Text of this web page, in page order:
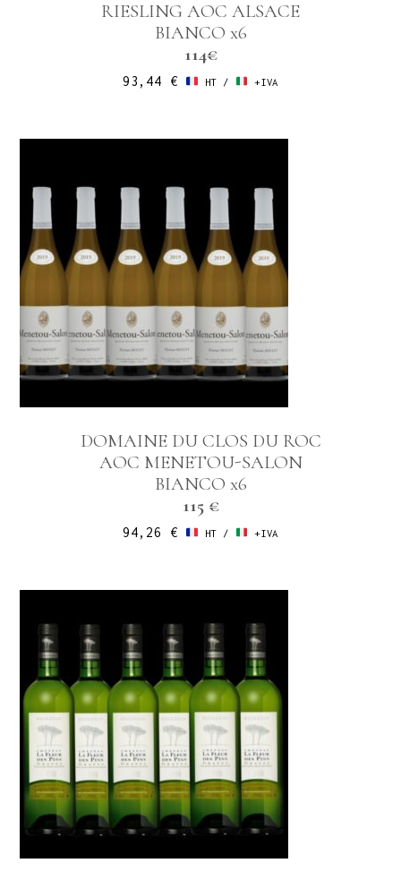
RIESLING AOC ALSACE
BIANCO x6
114€
93,44 € HT / +IVA
DOMAINE DU CLOS DU ROC
AOC MENETOU-SALON
BIANCO x6
115 €
94,26 € HT / +IVA